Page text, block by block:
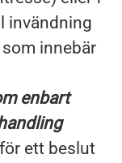
invändning
innebär
enbart
ett beslut